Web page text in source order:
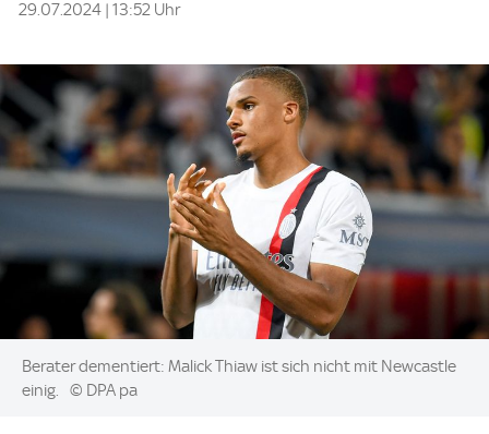
29.07.2024 | 13:52 Uhr
Image:
Berater dementiert: Malick Thiaw ist sich nicht mit Newcastle
einig.
© DPA pa